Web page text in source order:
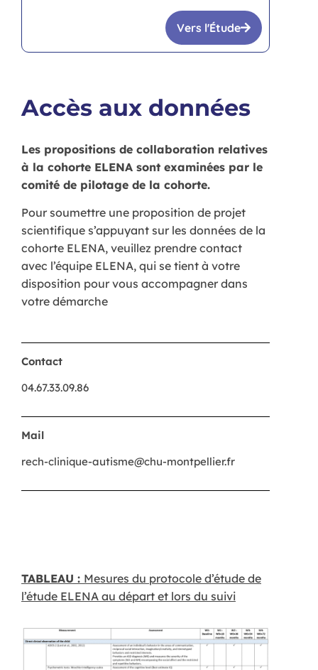
Vers l'Étude
Accès aux données
Les propositions de collaboration relatives
à la cohorte ELENA sont examinées par le
comité de pilotage de la cohorte.
Pour soumettre une proposition de projet
scientifique s’appuyant sur les données de la
cohorte ELENA, veuillez prendre contact
avec l’équipe ELENA, qui se tient à votre
disposition pour vous accompagner dans
votre démarche
Contact
04.67.33.09.86
Mail
rech-clinique-autisme@chu-montpellier.fr
TABLEAU : Mesures du protocole d’étude de
l’étude ELENA au départ et lors du suivi